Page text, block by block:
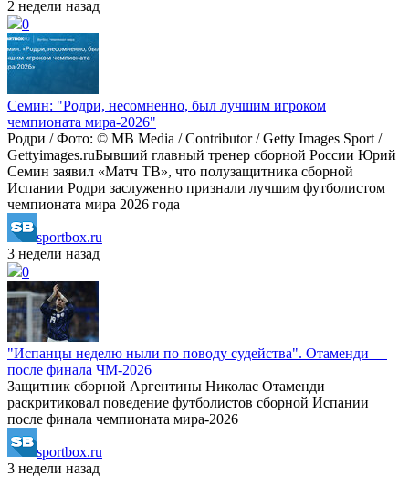
2 недели назад
0
Семин: "Родри, несомненно, был лучшим игроком
чемпионата мира‑2026"
Родри / Фото: © MB Media / Contributor / Getty Images Sport /
Gettyimages.ruБывший главный тренер сборной России Юрий
Семин заявил «Матч ТВ», что полузащитника сборной
Испании Родри заслуженно признали лучшим футболистом
чемпионата мира 2026 года
sportbox.ru
3 недели назад
0
"Испанцы неделю ныли по поводу судейства". Отаменди —
после финала ЧМ‑2026
Защитник сборной Аргентины Николас Отаменди
раскритиковал поведение футболистов сборной Испании
после финала чемпионата мира‑2026
sportbox.ru
3 недели назад